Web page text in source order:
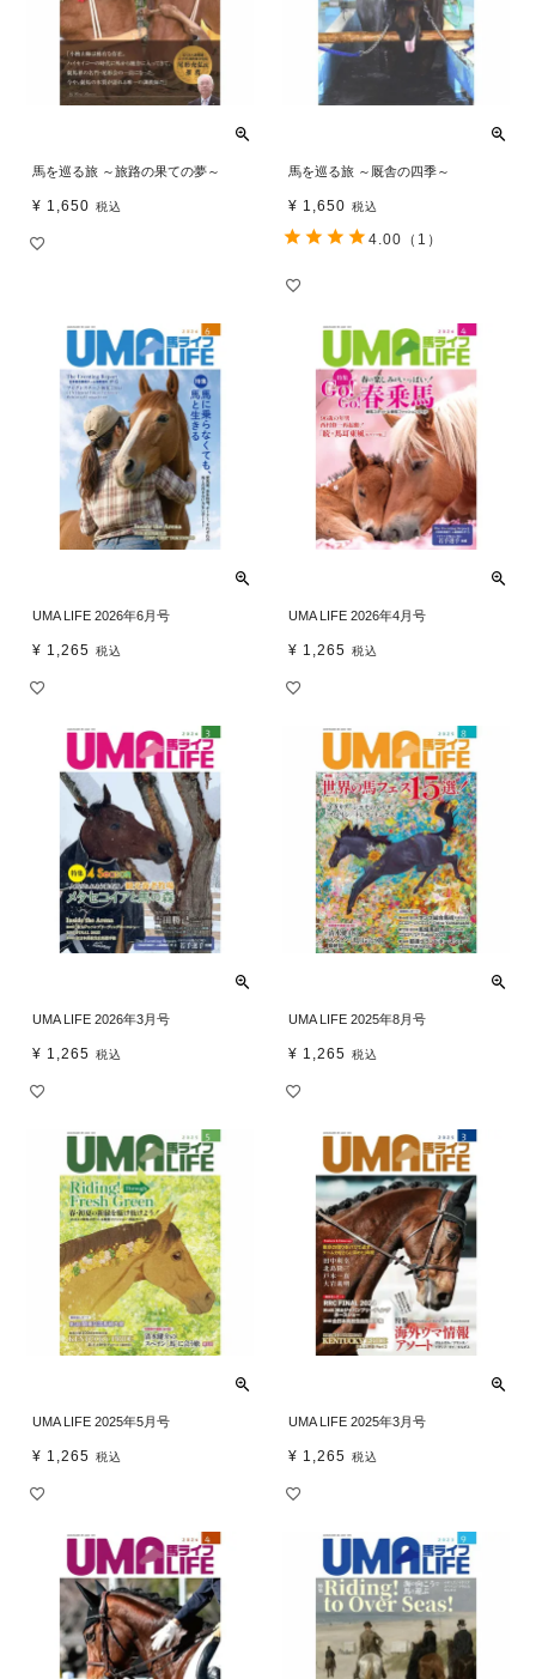
馬を巡る旅 ～旅路の果ての夢～
¥ 1,650 税込
馬を巡る旅 ～厩舎の四季～
¥ 1,650 税込
4.00 （1）
UMA LIFE 2026年6月号
¥ 1,265 税込
UMA LIFE 2026年4月号
¥ 1,265 税込
UMA LIFE 2026年3月号
¥ 1,265 税込
UMA LIFE 2025年8月号
¥ 1,265 税込
UMA LIFE 2025年5月号
¥ 1,265 税込
UMA LIFE 2025年3月号
¥ 1,265 税込